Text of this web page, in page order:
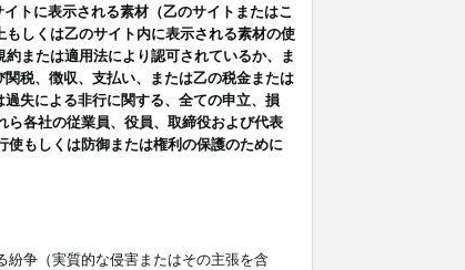
トに表示される素材（乙のサイトまたはこ
しくは乙のサイト内に表示される素材の使
または適用法により認可されているか、ま
税、徴収、支払い、または乙の税金または
失による非行に関する、全ての申立、損
各社の従業員、役員、取締役および代表
もしくは防御または権利の保護のために
紛争（実質的な侵害またはその主張を含